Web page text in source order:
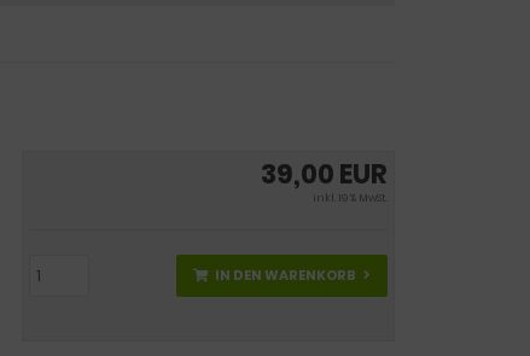
39,00 EUR
inkl. 19 % MwSt.
IN DEN WARENKORB